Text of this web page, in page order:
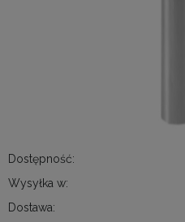
Dostępność:
Wysyłka w:
Dostawa: